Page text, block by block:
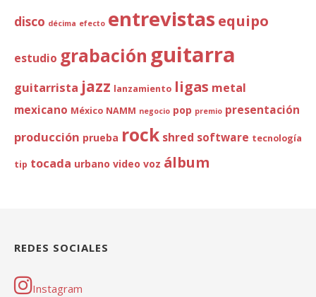
disco décima efecto entrevistasequipo
estudio grabación guitarra
guitarrista jazz lanzamiento ligas metal
mexicano México NAMM negocio pop premio presentación
producción prueba rock shred software tecnología
tip tocada urbano video voz álbum
REDES SOCIALES
Instagram